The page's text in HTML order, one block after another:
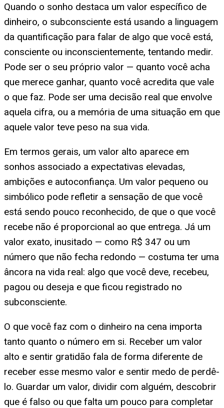
Quando o sonho destaca um valor específico de
dinheiro, o subconsciente está usando a linguagem
da quantificação para falar de algo que você está,
consciente ou inconscientemente, tentando medir.
Pode ser o seu próprio valor — quanto você acha
que merece ganhar, quanto você acredita que vale
o que faz. Pode ser uma decisão real que envolve
aquela cifra, ou a memória de uma situação em que
aquele valor teve peso na sua vida.
Em termos gerais, um valor alto aparece em
sonhos associado a expectativas elevadas,
ambições e autoconfiança. Um valor pequeno ou
simbólico pode refletir a sensação de que você
está sendo pouco reconhecido, de que o que você
recebe não é proporcional ao que entrega. Já um
valor exato, inusitado — como R$ 347 ou um
número que não fecha redondo — costuma ter uma
âncora na vida real: algo que você deve, recebeu,
pagou ou deseja e que ficou registrado no
subconsciente.
O que você faz com o dinheiro na cena importa
tanto quanto o número em si. Receber um valor
alto e sentir gratidão fala de forma diferente de
receber esse mesmo valor e sentir medo de perdê-
lo. Guardar um valor, dividir com alguém, descobrir
que é falso ou que falta um pouco para completar